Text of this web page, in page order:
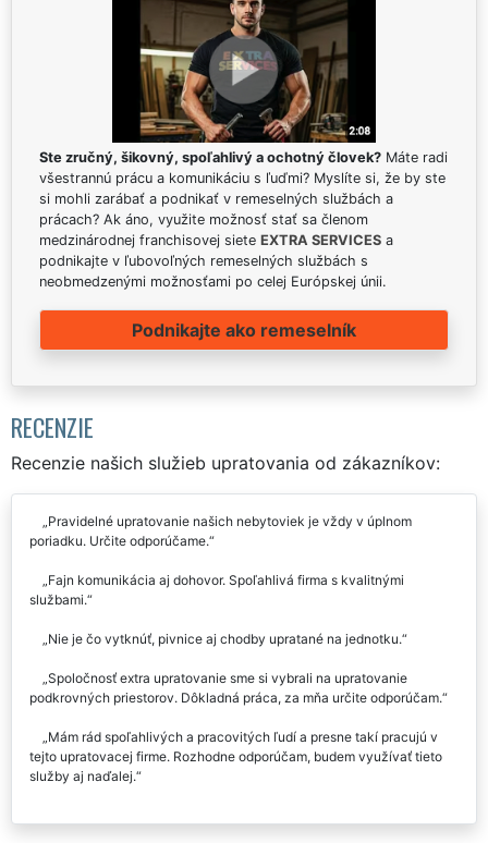
Ste zručný, šikovný, spoľahlivý a ochotný človek? Máte radi
všestrannú prácu a komunikáciu s ľuďmi? Myslíte si, že by ste
si mohli zarábať a podnikať v remeselných službách a
prácach? Ak áno, využite možnosť stať sa členom
medzinárodnej franchisovej siete EXTRA SERVICES a
podnikajte v ľubovoľných remeselných službách s
neobmedzenými možnosťami po celej Európskej únii.
Podnikajte ako remeselník
RECENZIE
Recenzie našich služieb upratovania od zákazníkov:
Pravidelné upratovanie našich nebytoviek je vždy v úplnom
poriadku. Určite odporúčame.
Fajn komunikácia aj dohovor. Spoľahlivá firma s kvalitnými
službami.
Nie je čo vytknúť, pivnice aj chodby upratané na jednotku.
Spoločnosť extra upratovanie sme si vybrali na upratovanie
podkrovných priestorov. Dôkladná práca, za mňa určite odporúčam.
Mám rád spoľahlivých a pracovitých ľudí a presne takí pracujú v
tejto upratovacej firme. Rozhodne odporúčam, budem využívať tieto
služby aj naďalej.